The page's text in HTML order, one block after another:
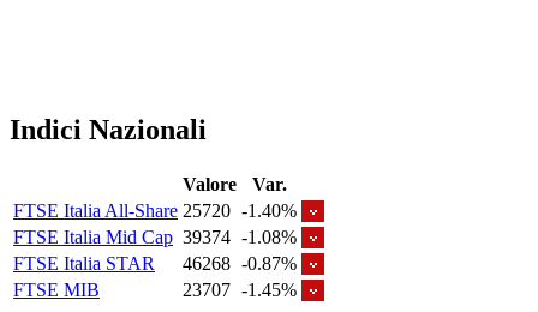
Indici Nazionali
Valore
Var.
FTSE Italia All-Share 25720 -1.40%
FTSE Italia Mid Cap 39374 -1.08%
FTSE Italia STAR
46268 -0.87%
FTSE MIB
23707 -1.45%